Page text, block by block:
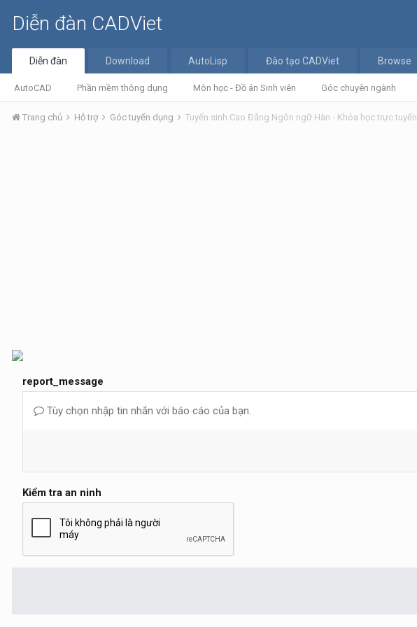
Diễn đàn CADViet
Diễn đàn
AutoCAD Phần mềm thông dụng Môn học - Đồ án Sinh viên Góc chuyên ngành
Download AutoLisp Đào tạo CADViet Browse
Trang chủ Hỗ trợ Góc tuyển dụng Tuyển sinh Cao Đẳng Ngôn ngữ Hàn - Khóa học trực tuyến
report_message
Tùy chọn nhập tin nhắn với báo cáo của bạn.
Kiểm tra an ninh